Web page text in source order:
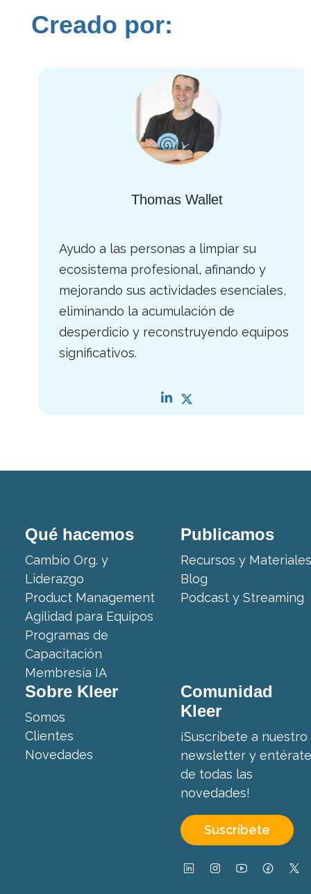
Creado por:
Thomas Wallet
Ayudo a las personas a limpiar su
ecosistema profesional, afinando y
mejorando sus actividades esenciales,
eliminando la acumulación de
desperdicio y reconstruyendo equipos
significativos.
Qué hacemos
Cambio Org. y
Liderazgo
Product Management
Agilidad para Equipos
Programas de
Capacitación
Membresía IA
Publicamos
Recursos y Materiales
Blog
Podcast y Streaming
Sobre Kleer
Somos
Clientes
Novedades
Comunidad
Kleer
¡Suscríbete a nuestro
newsletter y entérate
de todas las
novedades!
Suscríbete